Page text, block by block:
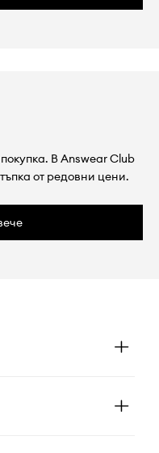
В Answear Club
от редовни цени.